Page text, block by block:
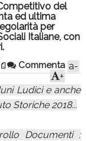
del
ed ultima
per
Italiane, con
Commenta a-
+
Ludici e anche
Storiche 2018...
Documenti :